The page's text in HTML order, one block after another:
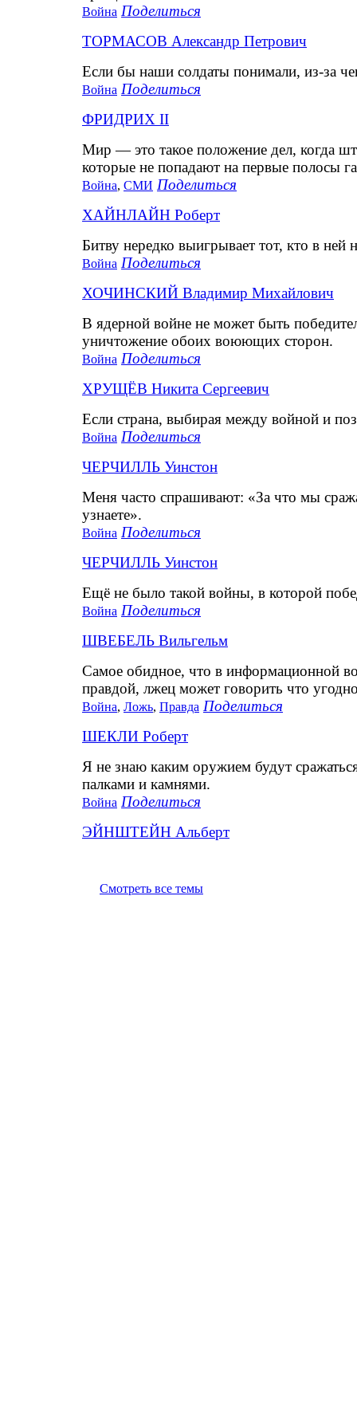
Война Поделиться
ТОРМАСОВ Александр Петрович
Если бы наши солдаты понимали, из-за
Война Поделиться
ФРИДРИХ II
Мир — это такое положение дел, когда
которые не попадают на первые полосы
Война, СМИ Поделиться
ХАЙНЛАЙН Роберт
Битву нередко выигрывает тот, кто в ней
Война Поделиться
ХОЧИНСКИЙ Владимир Михайлович
В ядерной войне не может быть
уничтожение обоих воюющих сторон.
Война Поделиться
ХРУЩЁВ Никита Сергеевич
Если страна, выбирая между войной и
Война Поделиться
ЧЕРЧИЛЛЬ Уинстон
Меня часто спрашивают: «За что мы
узнаете».
Война Поделиться
ЧЕРЧИЛЛЬ Уинстон
Ещё не было такой войны, в которой
Война Поделиться
ШВЕБЕЛЬ Вильгельм
Самое обидное, что в информационной
правдой, лжец может говорить что
Война, Ложь, Правда Поделиться
ШЕКЛИ Роберт
Я не знаю каким оружием будут
палками и камнями.
Война Поделиться
ЭЙНШТЕЙН Альберт
Смотреть все темы